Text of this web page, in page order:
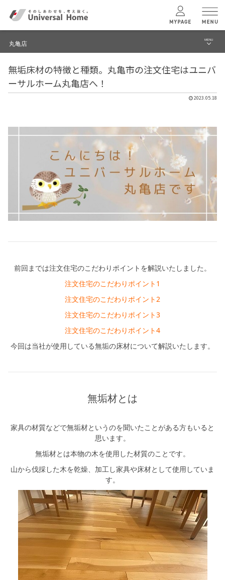
ユニバーサル ホームの特長
テクノロジー
モデルハウス検索・見学予約
家づくりの知識
お問い合わせ
丸亀店 MENU
ブログ
建築実例・事例
モデルハウス見学予約
無垢床材の特徴と種類。丸亀市の注文住宅はユニバ
ーサルホーム丸亀店へ！
2023.05.18
前回までは注文住宅のこだわりポイントを解説いたしました。
注文住宅のこだわりポイント1
注文住宅のこだわりポイント2
注文住宅のこだわりポイント3
注文住宅のこだわりポイント4
今回は当社が使用している無垢の床材について解説いたします。
無垢材とは
家具の材質などで無垢材というのを聞いたことがある方もいると
思います。
無垢材とは本物の木を使用した材質のことです。
山から伐採した木を乾燥、加工し家具や床材として使用していま
す。